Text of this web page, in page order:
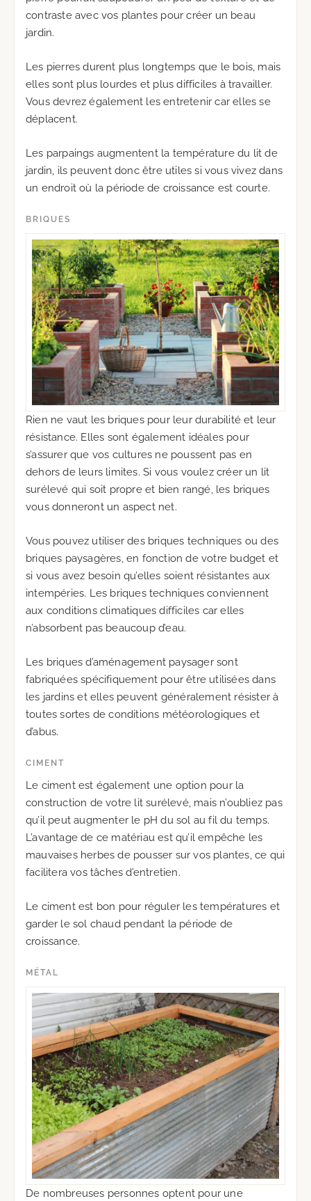
contraste avec vos plantes pour créer un beau
jardin.
Les pierres durent plus longtemps que le bois, mais
elles sont plus lourdes et plus difficiles à travailler.
Vous devrez également les entretenir car elles se
déplacent.
Les parpaings augmentent la température du lit de
jardin, ils peuvent donc être utiles si vous vivez dans
un endroit où la période de croissance est courte.
BRIQUES
Rien ne vaut les briques pour leur durabilité et leur
résistance. Elles sont également idéales pour
s’assurer que vos cultures ne poussent pas en
dehors de leurs limites. Si vous voulez créer un lit
surélevé qui soit propre et bien rangé, les briques
vous donneront un aspect net.
Vous pouvez utiliser des briques techniques ou des
briques paysagères, en fonction de votre budget et
si vous avez besoin qu’elles soient résistantes aux
intempéries. Les briques techniques conviennent
aux conditions climatiques difficiles car elles
n’absorbent pas beaucoup d’eau.
Les briques d’aménagement paysager sont
fabriquées spécifiquement pour être utilisées dans
les jardins et elles peuvent généralement résister à
toutes sortes de conditions météorologiques et
d’abus.
CIMENT
Le ciment est également une option pour la
construction de votre lit surélevé, mais n’oubliez pas
qu’il peut augmenter le pH du sol au fil du temps.
L’avantage de ce matériau est qu’il empêche les
mauvaises herbes de pousser sur vos plantes, ce qui
facilitera vos tâches d’entretien.
Le ciment est bon pour réguler les températures et
garder le sol chaud pendant la période de
croissance.
MÉTAL
De nombreuses personnes optent pour une